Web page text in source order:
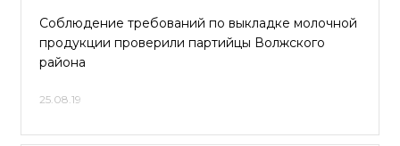
Соблюдение требований по выкладке молочной
продукции проверили партийцы Волжского
района
25.08.19